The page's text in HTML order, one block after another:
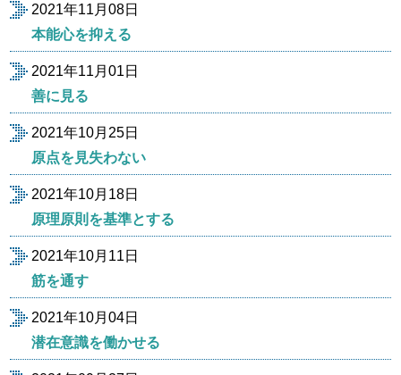
2021年11月08日
本能心を抑える
2021年11月01日
善に見る
2021年10月25日
原点を見失わない
2021年10月18日
原理原則を基準とする
2021年10月11日
筋を通す
2021年10月04日
潜在意識を働かせる